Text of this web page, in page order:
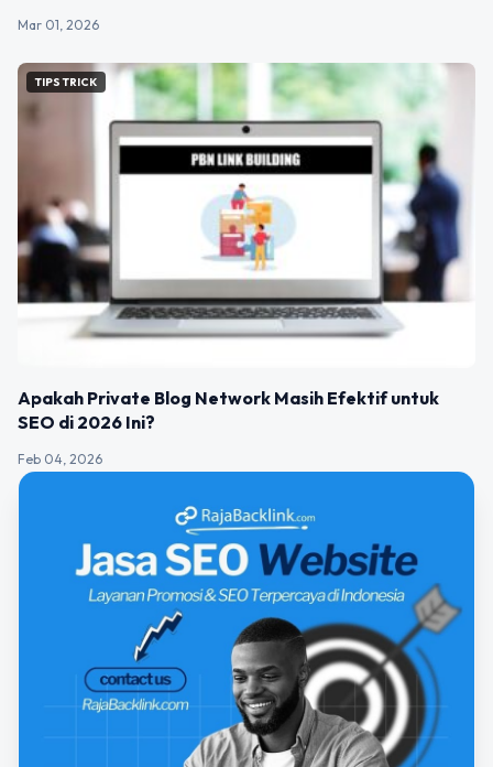
Mar 01, 2026
TIPS TRICK
Apakah Private Blog Network Masih Efektif untuk
SEO di 2026 Ini?
Feb 04, 2026